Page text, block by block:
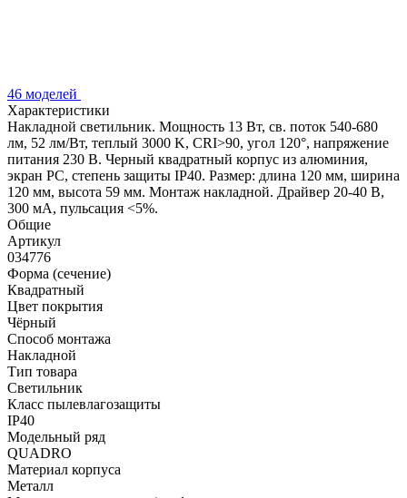
46 моделей
Характеристики
Накладной светильник. Мощность 13 Вт, св. поток 540-680
лм, 52 лм/Вт, теплый 3000 K, CRI>90, угол 120°, напряжение
питания 230 В. Черный квадратный корпус из алюминия,
экран PC, степень защиты IP40. Размер: длина 120 мм, ширина
120 мм, высота 59 мм. Монтаж накладной. Драйвер 20-40 В,
300 мА, пульсация <5%.
Общие
Артикул
034776
Форма (сечение)
Квадратный
Цвет покрытия
Чёрный
Способ монтажа
Накладной
Тип товара
Светильник
Класс пылевлагозащиты
IP40
Модельный ряд
QUADRO
Материал корпуса
Металл